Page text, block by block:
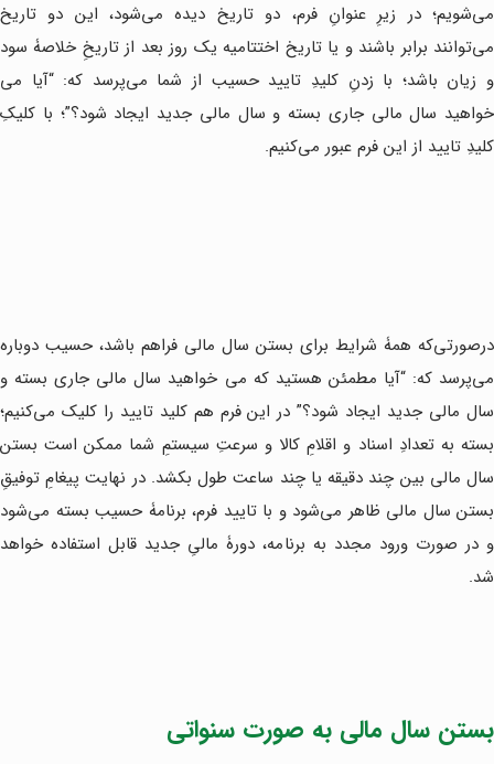
می‌شویم؛ در زیرِ عنوانِ فرم، دو تاریخ دیده می‌شود، این دو تاریخ
می‌توانند برابر باشند و یا تاریخ اختتامیه یک روز بعد از تاریخِ خلاصۀ سود
و زیان باشد؛ با زدنِ کلیدِ تایید حسیب از شما می‌پرسد که: “آیا می
خواهید سال مالی جاری بسته و سال مالی جدید ایجاد شود؟”؛ با کلیکِ
کلیدِ تایید از این فرم عبور می‌کنیم.
درصورتی‌که همۀ شرایط برای بستن سال مالی فراهم باشد، حسیب دوباره
می‌پرسد که: “آیا مطمئن هستید که می خواهید سال مالی جاری بسته و
سال مالی جدید ایجاد شود؟” در این فرم هم کلید تایید را کلیک می‌کنیم؛
بسته به تعدادِ اسناد و اقلامِ کالا و سرعتِ سیستمِ شما ممکن است بستن
سال مالی بین چند دقیقه یا چند ساعت طول بکشد. در نهایت پیغامِ توفیقِ
بستن سال مالی ظاهر می‌شود و با تایید فرم، برنامۀ حسیب بسته می‌شود
و در صورت ورود مجدد به برنامه، دورۀ مالیِ جدید قابل استفاده خواهد
شد.
بستن سال مالی به صورت سنواتی